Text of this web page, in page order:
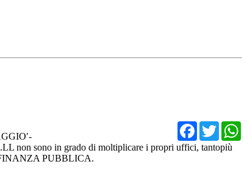
non sono in grado di moltiplicare i propri uffici, tantopiù
PUBBLICA.